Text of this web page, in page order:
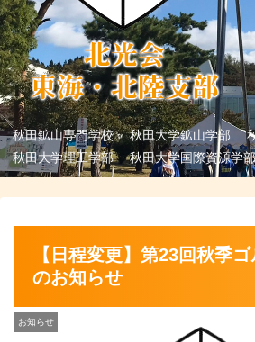
秋田鉱山専門学校 秋田大学鉱山学部
秋田大学理工学部 秋田大学国際資源学
【日程変更】第23回秋季
のお知らせ
お知らせ